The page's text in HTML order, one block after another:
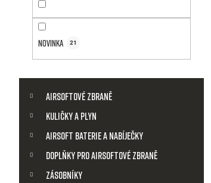
Novinka 21
kategorieAirsoftové zbraně
Kuličky a plyn
Airsoft baterie a nabíječky
Doplňky pro airsoftové zbraně
Zásobníky